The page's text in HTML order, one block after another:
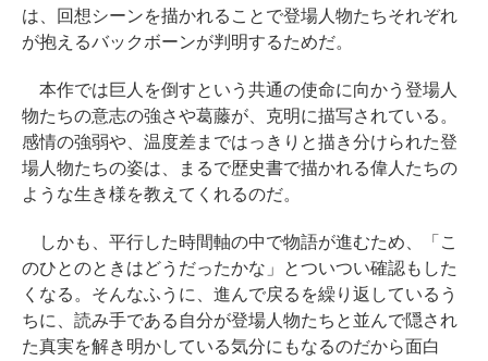
は、回想シーンを描かれることで登場人物たちそれぞれ
が抱えるバックボーンが判明するためだ。
本作では巨人を倒すという共通の使命に向かう登場人
物たちの意志の強さや葛藤が、克明に描写されている。
感情の強弱や、温度差まではっきりと描き分けられた登
場人物たちの姿は、まるで歴史書で描かれる偉人たちの
ような生き様を教えてくれるのだ。
しかも、平行した時間軸の中で物語が進むため、「こ
のひとのときはどうだったかな」とついつい確認もした
くなる。そんなふうに、進んで戻るを繰り返しているう
ちに、読み手である自分が登場人物たちと並んで隠され
た真実を解き明かしている気分にもなるのだから面白